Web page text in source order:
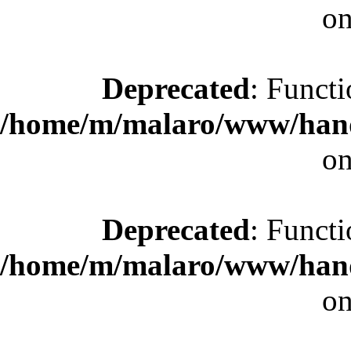
Deprecated:
/home/m/malaro/www/
Deprecated:
/home/m/malaro/www/